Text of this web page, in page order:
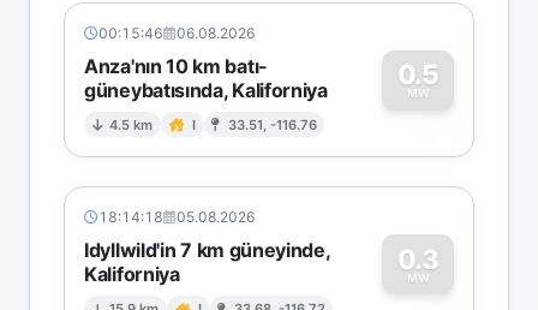
00:15:46 06.08.2026
Anza'nın 10 km batı-
güneybatısında, Kaliforniya
4.5 km I 33.51, -116.76
0.5
MW
0
18:14:18 05.08.2026
Idyllwild'in 7 km güneyinde,
Kaliforniya
0.3
MW